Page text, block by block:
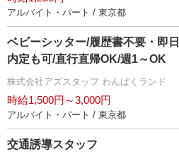
アルバイト・パート / 東京都
ベビーシッター/履歴書不要・即
内定も可/直行直帰OK/週1～OK
株式会社アズスタッフ わんぱくランド
時給1,500円～3,000円
アルバイト・パート / 東京都
交通誘導スタッフ